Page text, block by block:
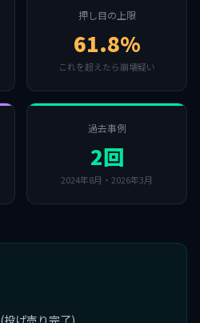
押し目の上限
61.8%
これを超えたら崩壊疑い
過去事例
2回
2024年8月・2026年3月
(投げ売り完了)